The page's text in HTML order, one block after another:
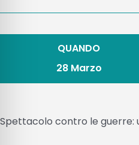
QUANDO
28 Marzo
Spettacolo contro le guerre: